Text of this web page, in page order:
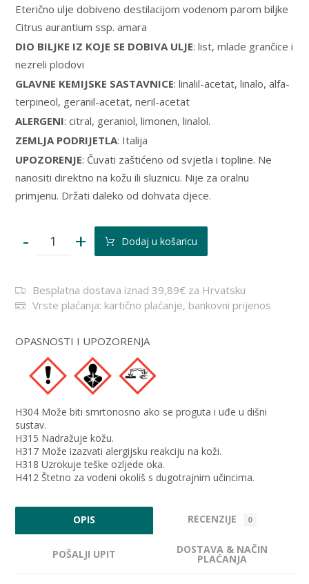
Eterično ulje dobiveno destilacijom vodenom parom biljke
Citrus aurantium ssp. amara
DIO BILJKE IZ KOJE SE DOBIVA ULJE: list, mlade grančice i
nezreli plodovi
GLAVNE KEMIJSKE SASTAVNICE: linalil-acetat, linalo, alfa-
terpineol, geranil-acetat, neril-acetat
ALERGENI: citral, geraniol, limonen, linalol.
ZEMLJA PODRIJETLA: Italija
UPOZORENJE: Čuvati zaštićeno od svjetla i topline. Ne
nanositi direktno na kožu ili sluznicu. Nije za oralnu
primjenu. Držati daleko od dohvata djece.
- + Dodaj u košaricu
Besplatna dostava iznad 39,89€ za Hrvatsku
Vrste plaćanja: kartično plaćanje, bankovni prijenos
OPASNOSTI I UPOZORENJA
H304 Može biti smrtonosno ako se proguta i uđe u dišni
sustav.
H315 Nadražuje kožu.
H317 Može izazvati alergijsku reakciju na koži.
H318 Uzrokuje teške ozljede oka.
H412 Štetno za vodeni okoliš s dugotrajnim učincima.
OPIS RECENZIJE 0
POŠALJI UPIT DOSTAVA & NAČIN
PLAĆANJA